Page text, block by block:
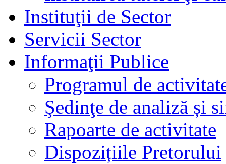
Instituţii de Sector
Servicii Sector
Informaţii Publice
Programul de
Şedinţe de analiză și
Rapoarte de activitate
Dispozițiile Pretorului